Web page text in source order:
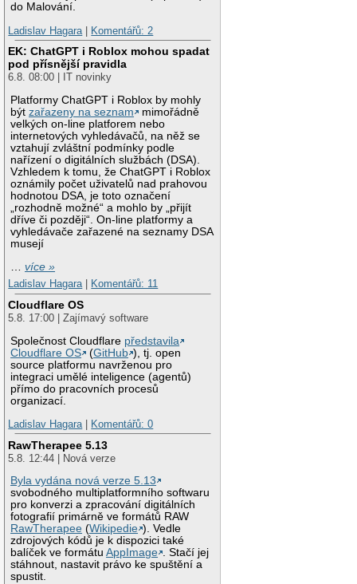
do Malování.
Ladislav Hagara
Komentářů: 2
EK: ChatGPT i Roblox mohou spadat
pod přísnější pravidla
6.8. 08:00 | IT novinky
Platformy ChatGPT i Roblox by mohly
býtzařazeny na seznam
mimořádně
velkých on-line platforem nebo
internetových vyhledávačů, na něž se
vztahují zvláštní podmínky podle
nařízení o digitálních službách (DSA).
Vzhledem k tomu, že ChatGPT i Roblox
oznámily počet uživatelů nad prahovou
hodnotou DSA, je toto označení
„rozhodně možné“ a mohlo by „přijít
dříve či později“. On-line platformy a
vyhledávače zařazené na seznamy DSA
musejí
…více »
Ladislav Hagara| Komentářů: 11
Cloudflare OS
5.8. 17:00 | Zajímavý software
Společnost Cloudflare představila
Cloudflare OS
(GitHub ), tj. open
source platformu navrženou pro
integraci umělé inteligence (agentů)
přímo do pracovních procesů
organizací.
Ladislav Hagara| Komentářů: 0
RawTherapee 5.13
5.8. 12:44 | Nová verze
Byla vydána nová verze 5.13
svobodného multiplatformního softwaru
pro konverzi a zpracování digitálních
fotografií primárně ve formátů RAW
RawTherapee (Wikipedie ). Vedle
zdrojových kódů je k dispozici také
balíček ve formátuAppImage . Stačí jej
stáhnout, nastavit právo ke spuštění a
spustit.